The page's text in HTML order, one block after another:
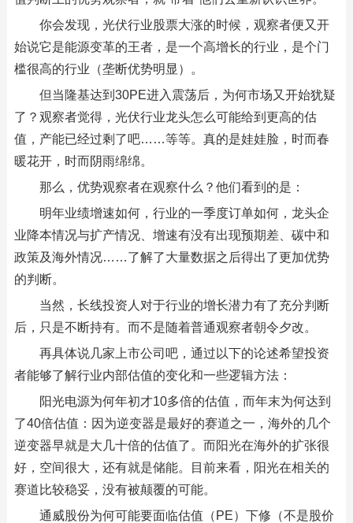
你会发现，光伏行业股票大涨的时候，观察者便又开
始说它是能源变革的王者，是一个高增长的行业，是个门
槛很高的行业（垄断优势明显）。
但当隆基达到30PE进入震荡后，为何市场又开始犹疑
了？观察者觉得，光伏行业龙头怎么可能给到更高的估
值，产能已经过剩了吧……等等。真的是娃娃脸，时而春
暖花开，时而阴雨绵绵。
那么，优势观察者在观察什么？他们看到的是：
明年业绩增速如何，行业的一季度订单如何，龙头企
业降本情况与扩产情况、增速有没有出现预期差、碳中和
政策及海外情况……了解了大量数据之后得出了更加优势
的判断。
当然，长线投资人对于行业的增长潜力有了充分判断
后，只是不断持有。而不是随着普通观察者朝令夕改。
再具体说几家上市公司吧，通过以下的论述希望投资
者能够了解行业内部估值的变化和一些逻辑方法：
阳光电源为何年初才10多倍的估值，而年末为何达到
了40倍估值：因为逆变器是最好的赛道之一，海外的几个
逆变器早就是大几十倍的估值了。而阳光在海外的扩张很
好，空间很大，还有就是储能。目前来看，阳光在相关的
赛道比较稳妥，没有被颠覆的可能。
通威股份为何可能要面临估值（PE）下修（不是股价